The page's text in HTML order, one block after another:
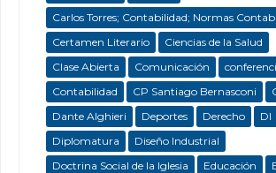
Carlos Torres; Contabilidad; Normas
Certamen Literario
Ciencias de la Salud
Clase Abierta
Comunicación
Contabilidad
CP Santiago Bernasconi
Dante Alghieri
Deportes Derecho
DI
Diplomatura
Diseño Industrial
Doctrina Social de la Iglesia
Educación